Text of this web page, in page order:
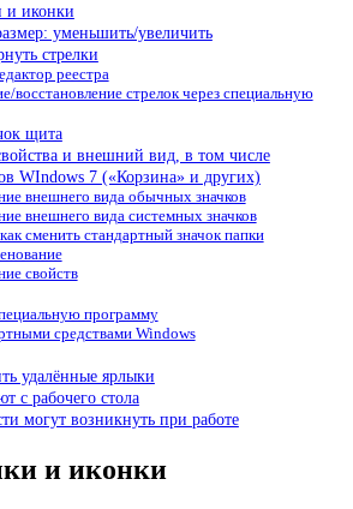
и иконки
уменьшить/увеличить
стрелки
реестра
восстановление стрелок через специальную
щита
и внешний вид, в том числе
WIndows 7 («Корзина» и других)
внешнего вида обычных значков
внешнего вида системных значков
сменить стандартный значок папки
свойств
программу
средствами Windows
удалённые ярлыки
с рабочего стола
могут возникнуть при работе
и иконки